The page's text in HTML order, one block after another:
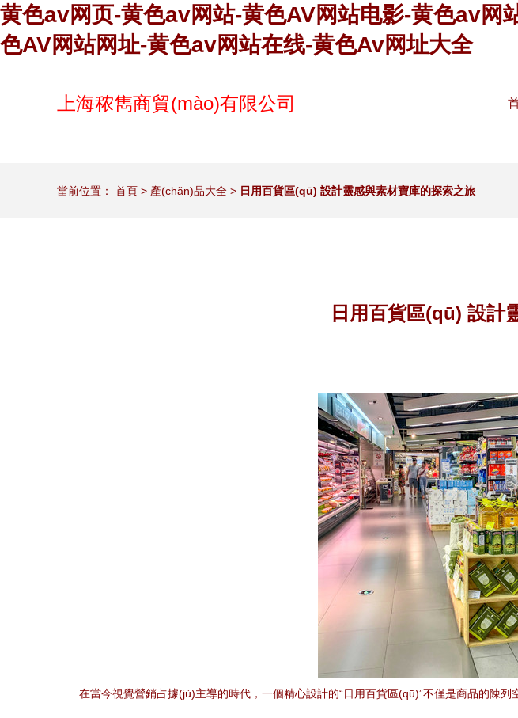
黄色av网页-黄色av网站-黄色AV网站电影-黄色av网
色AV网站网址-黄色av网站在线-黄色Av网址大全
上海秾雋商貿(mào)有限公司
當前位置： 首頁 > 產(chǎn)品大全 > 日用百貨區(qū) 設計靈感與素材寶庫的探索之旅
日用百貨區(qū) 設計
在當今視覺營銷占據(jù)主導的時代，一個精心設計的“日用百貨區(qū)”不僅是商品的陳